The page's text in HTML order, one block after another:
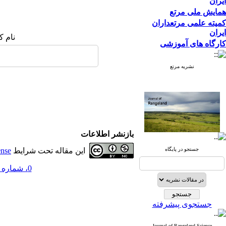
همایش ملی مرتع
کمیته علمی مرتعداران
ایران
کارگاه های آموزشی
نشریه مرتع
پژوهشی مرتع
جستجو در پایگاه
جستجوی پیشرفته
نام
بازنشر اطلاعات
این مقاله تحت شرایط
0، شماره 6 - ( مقالات ششمین همایش مرتعداری 1394 )